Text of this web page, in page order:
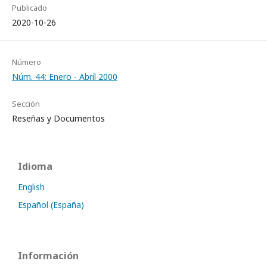
Publicado
2020-10-26
Número
Núm. 44: Enero - Abril 2000
Sección
Reseñas y Documentos
Idioma
English
Español (España)
Información